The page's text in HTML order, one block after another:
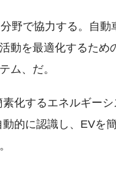
野で協力する。自
動を最適化するた
ム、だ。
化するエネルギー
的に認識し、EVを